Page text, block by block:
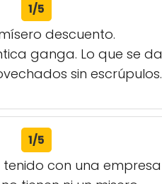
1/5
descuento.
ganga. Lo que se da
sin escrúpulos.
1/5
con una empresa